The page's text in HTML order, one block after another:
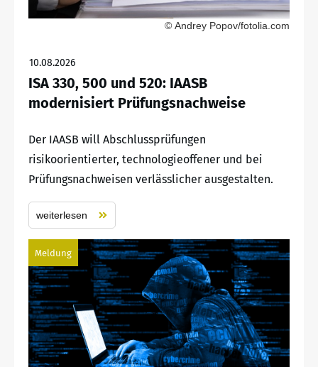
© Andrey Popov/fotolia.com
10.08.2026
ISA 330, 500 und 520: IAASB
modernisiert Prüfungsnachweise
Der IAASB will Abschlussprüfungen
risikoorientierter, technologieoffener und bei
Prüfungsnachweisen verlässlicher ausgestalten.
weiterlesen
Meldung